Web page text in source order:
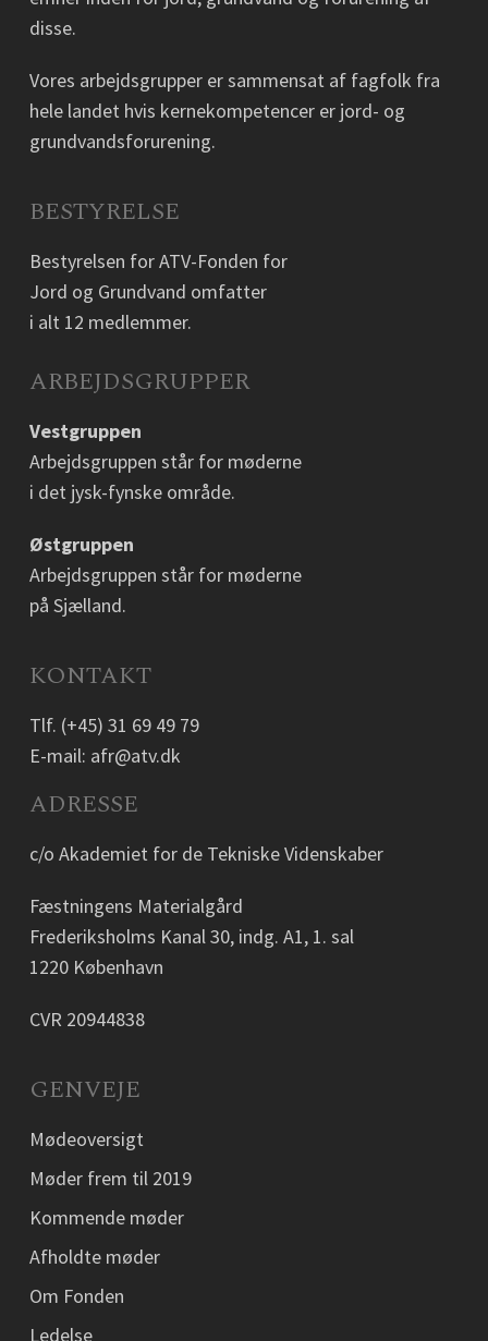
disse.
Vores arbejdsgrupper er sammensat af fagfolk fra
hele landet hvis kernekompetencer er jord- og
grundvandsforurening.
BESTYRELSE
Bestyrelsen for ATV-Fonden for
Jord og Grundvand omfatter
i alt 12 medlemmer.
ARBEJDSGRUPPER
Vestgruppen
Arbejdsgruppen står for møderne
i det jysk-fynske område.
Østgruppen
Arbejdsgruppen står for møderne
på Sjælland.
KONTAKT
Tlf. (+45) 31 69 49 79
E-mail: afr@atv.dk
ADRESSE
c/o Akademiet for de Tekniske Videnskaber
Fæstningens Materialgård
Frederiksholms Kanal 30, indg. A1, 1. sal
1220 København
CVR 20944838
GENVEJE
Mødeoversigt
Møder frem til 2019
Kommende møder
Afholdte møder
Om Fonden
Ledelse